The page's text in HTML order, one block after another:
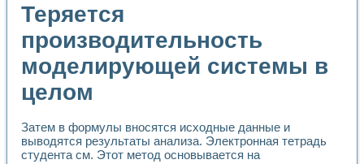
Применение NI VISION для геометрического анализа в
Управление движением с помощью программно -
Определение параметров всплывающих газовых
Система управления асинхронным тиристорным
Лазерный профилометр
Автоматизированный стенд рентгеновской диагностики
Высокочувствительные оптоэлектронные
Теряется
производительность
моделирующей системы в
целом
Затем в формулы вносятся исходные данные и
выводятся результаты анализа. Электронная тетрадь
студента см. Этот метод основывается на